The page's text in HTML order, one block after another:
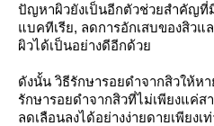
ปัญหาผิวยังเป็นอีกตัวช่วยสำคัญที่
แบคทีเรีย, ลดการอักเสบของสิว
ผิวได้เป็นอย่างดีอีกด้วย
ดังนั้น วิธีรักษารอยดำจากสิวให้ห
รักษารอยดำจากสิวที่ไม่เพียงแค่ส
ลดเลือนลงได้อย่างง่ายดายเพียง